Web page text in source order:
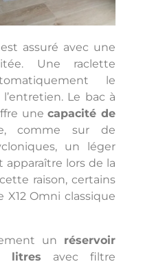
assuré avec une
Une raclette
le
Le bac à
unecapacité de
comme sur de
un léger
lors de la
raison, certains
Omni classique
un réservoir
litres avec filtre